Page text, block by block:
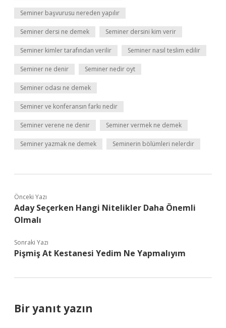
Seminer başvurusu nereden yapılır
Seminer dersi ne demek Seminer dersini kim verir
Seminer kimler tarafından verilir Seminer nasıl teslim edilir
Seminer ne denir Seminer nedir oyt
Seminer odası ne demek
Seminer ve konferansın farkı nedir
Seminer verene ne denir Seminer vermek ne demek
Seminer yazmak ne demek Seminerin bölümleri nelerdir
Önceki Yazı
Aday Seçerken Hangi Nitelikler Daha Önemli
Olmalı
Sonraki Yazı
Pişmiş At Kestanesi Yedim Ne Yapmalıyım
Bir yanıt yazın